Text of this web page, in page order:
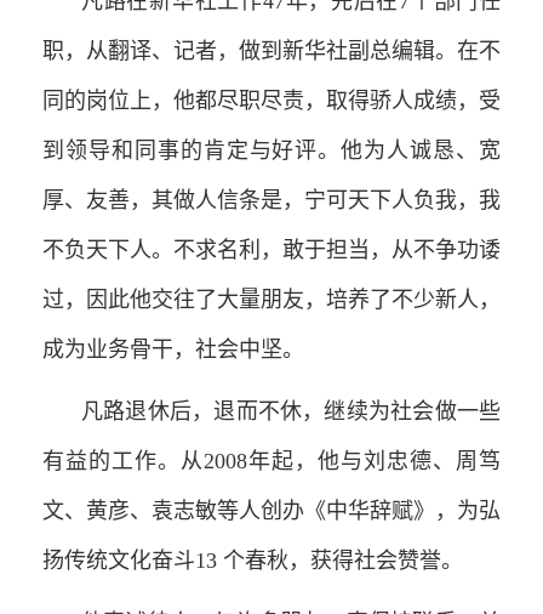
职，从翻译、记者，做到新华社副总编辑。在不
同的岗位上，他都尽职尽责，取得骄人成绩，受
到领导和同事的肯定与好评。他为人诚恳、宽
厚、友善，其做人信条是，宁可天下人负我，我
不负天下人。不求名利，敢于担当，从不争功诿
过，因此他交往了大量朋友，培养了不少新人，
成为业务骨干，社会中坚。
凡路退休后，退而不休，继续为社会做一些
有益的工作。从2008年起，他与刘忠德、周笃
文、黄彦、袁志敏等人创办《中华辞赋》，为弘
扬传统文化奋斗13 个春秋，获得社会赞誉。